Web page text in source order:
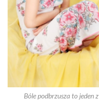
Bóle podbrzusza to jeden z